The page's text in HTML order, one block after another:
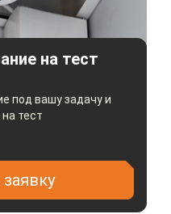
на тест
под вашу задачу и
тест